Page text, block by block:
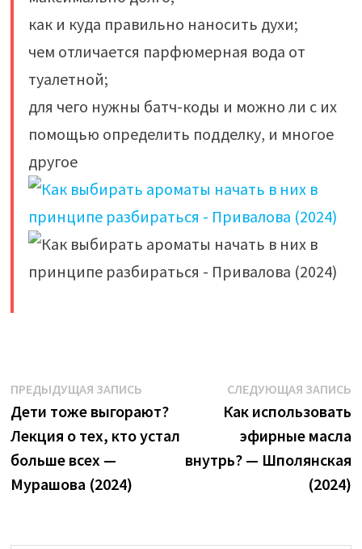
как и куда правильно наносить духи;
чем отличается парфюмерная вода от
туалетной;
для чего нужны батч-коды и можно ли с их
помощью определить подделку, и многое
другое
Навигация
по
записям
ПРЕДЫДУЩАЯ ЗАПИСЬПредыдущая
запись:
Дети тоже выгорают?
Лекция о тех, кто устал
больше всех —
Мурашова (2024)
СЛЕДУЮЩАЯ ЗАПИСЬ
Как использовать
эфирные масла
внутрь? — Шполянская
(2024)